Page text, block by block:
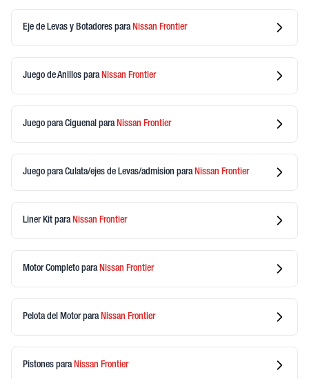
Eje de Levas y Botadores para Nissan Frontier
Juego de Anillos para Nissan Frontier
Juego para Ciguenal para Nissan Frontier
Juego para Culata/ejes de Levas/admision para Nissan Frontier
Liner Kit para Nissan Frontier
Motor Completo para Nissan Frontier
Pelota del Motorpara Nissan Frontier
Pistones para Nissan Frontier